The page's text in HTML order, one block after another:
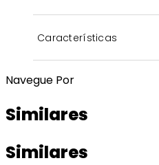
Características
Navegue Por
Similares
Similares